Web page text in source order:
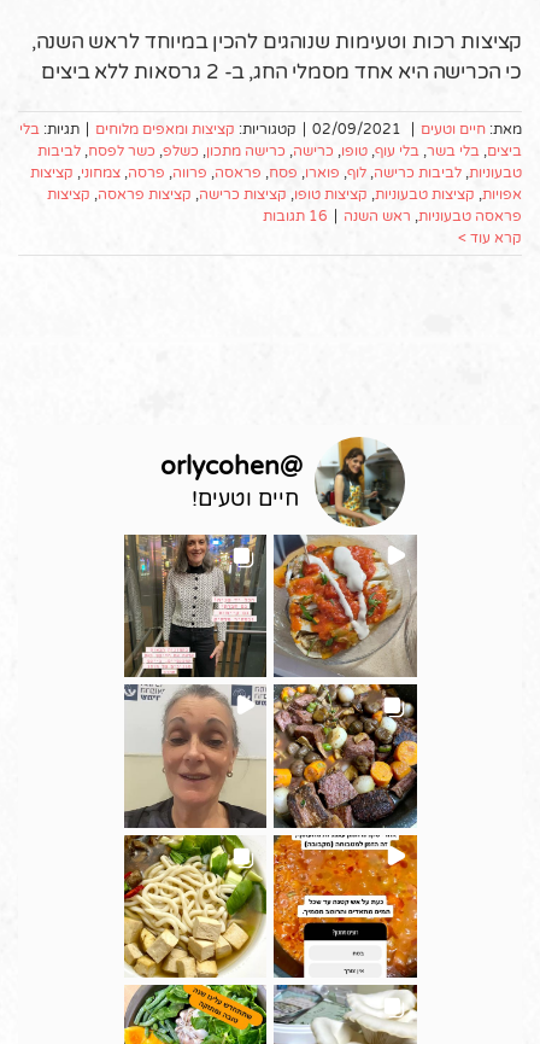
קציצות רכות וטעימות שנוהגים להכין במיוחד לראש השנה,
כי הכרישה היא אחד מסמלי החג, ב- 2 גרסאות ללא ביצים
מאת: חיים וטעים |
02/09/2021
| קטגוריות: קציצות ומאפים מלוחים | תגיות: בלי
ביצים בלי בשר בלי עוף טופו כרישה כרישה מתכון כשלפ כשר לפסח לביבות
טבעוניות לביבות כרישה לוף פוארו פסח פראסה פרווה פרסה צמחוני קציצות
אפויות קציצות טבעוניות קציצות טופו קציצות כרישה קציצות פראסה קציצות
פראסה טבעוניות ראש השנה | 16 תגובות
קרא עוד >
@
orlycohen
חיים וטעים!